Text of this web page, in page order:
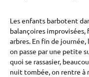
Les enfants barbotent
balançoires improvisées,
arbres. En fin de
on passe par une petite
quoi se rassasier,
nuit tombée, on rentre à